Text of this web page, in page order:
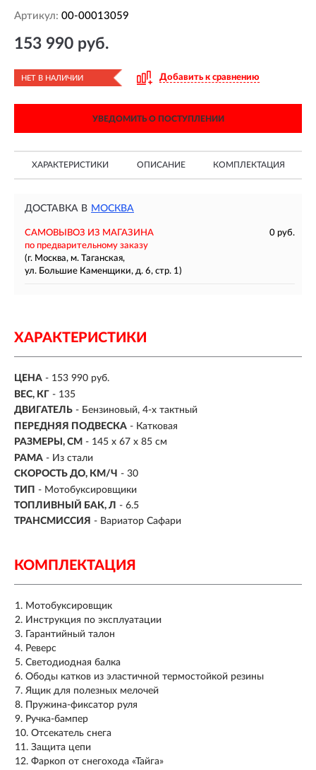
Артикул: 00-00013059
153 990 руб.
НЕТ В НАЛИЧИИ Добавить к сравнению
УВЕДОМИТЬ О ПОСТУПЛЕНИИ
ХАРАКТЕРИСТИКИ ОПИСАНИЕ КОМПЛЕКТАЦИЯ
ДОСТАВКА В МОСКВА
САМОВЫВОЗ ИЗ МАГАЗИНА
0 руб.
по предварительному заказу
(г. Москва, м. Таганская,
ул. Большие Каменщики, д. 6, стр. 1)
ХАРАКТЕРИСТИКИ
ЦЕНА - 153 990 руб.
ВЕС, КГ - 135
ДВИГАТЕЛЬ - Бензиновый, 4-х тактный
ПЕРЕДНЯЯ ПОДВЕСКА - Катковая
РАЗМЕРЫ, СМ - 145 х 67 х 85 см
РАМА - Из стали
СКОРОСТЬ ДО, КМ/Ч - 30
ТИП - Мотобуксировщики
ТОПЛИВНЫЙ БАК, Л - 6.5
ТРАНСМИССИЯ - Вариатор Сафари
КОМПЛЕКТАЦИЯ
Мотобуксировщик
Инструкция по эксплуатации
Гарантийный талон
Реверс
Светодиодная балка
Ободы катков из эластичной термостойкой резины
Ящик для полезных мелочей
Пружина-фиксатор руля
Ручка-бампер
Отсекатель снега
Защита цепи
Фаркоп от снегохода «Тайга»